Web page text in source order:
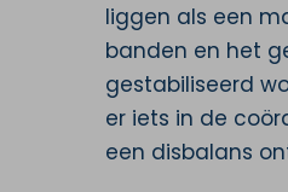
liggen als een
banden en het
gestabiliseerd
er iets in de
een disbalans